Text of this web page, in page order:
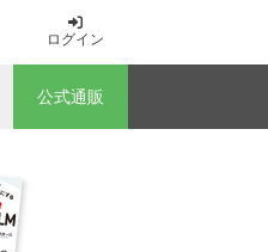
ログイン
公式通販